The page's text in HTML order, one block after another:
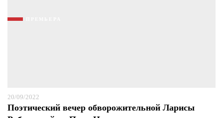
20/09/2022
Поэтический вечер обворожительной Ларисы